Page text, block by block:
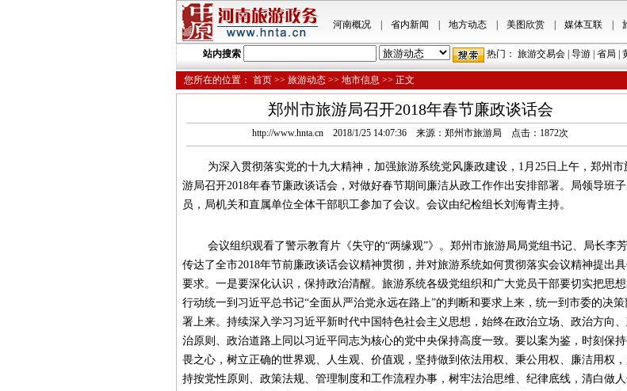
河南概况| 省内新闻 地方动态| 美图欣赏| 媒体互联|
站内搜索 热门： 旅游交易会 导游 省局
您所在的位置： 首页 >> 旅游动态 >> 地市信息 >> 正文
郑州市旅游局召开2018年春节廉政谈话会
http://www.hnta.cn 2018/1/25 14:07:36 来源：郑州市旅游局 点击： 1872次
为深入贯彻落实党的十九大精神，加强旅游系统党风廉政建设，1月25日上午，郑州市
游局召开2018年春节廉政谈话会，对做好春节期间廉洁从政工作作出安排部署。局领导班
员，局机关和直属单位全体干部职工参加了会议。会议由纪检组长刘海青主持。
会议组织观看了警示教育片《失守的“两缘观”》。郑州市旅游局局党组书记、局长李芳
传达了全市2018年节前廉政谈话会议精神贯彻，并对旅游系统如何贯彻落实会议精神提出
要求。一是要深化认识，保持政治清醒。旅游系统各级党组织和广大党员干部要切实把思想
行动统一到习近平总书记“全面从严治党永远在路上”的判断和要求上来，统一到市委的决策
署上来。持续深入学习习近平新时代中国特色社会主义思想，始终在政治立场、政治方向
治原则、政治道路上同以习近平同志为核心的党中央保持高度一致。要以案为鉴，时刻保
畏之心，树立正确的世界观、人生观、价值观，坚持做到依法用权、秉公用权、廉洁用权
持按党性原则、政策法规、管理制度和工作流程办事，树牢法治思维、纪律底线，清白做